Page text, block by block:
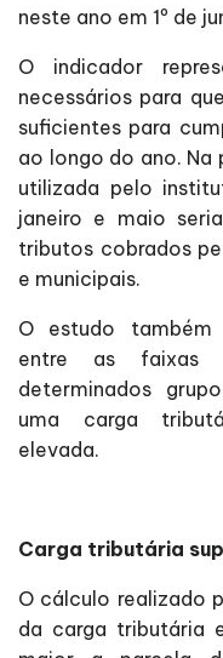
neste ano em 1º de
O indicador
necessários para
suficientes para
ao longo do ano.
utilizada pelo
janeiro e maio
tributos cobrados
e municipais.
O estudo também
entre as faixas
determinados
uma carga
elevada.
Carga tributária
O cálculo realizado
da carga tributária